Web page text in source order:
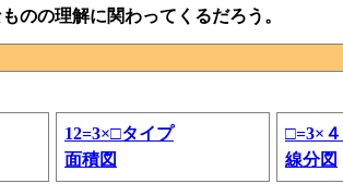
のの理解に関わってくるだろう。
12=3×□タイプ
面積図
□=3×
線分図